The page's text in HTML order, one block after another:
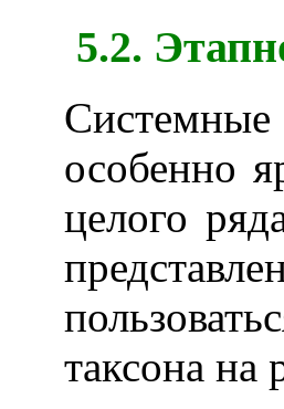
5.2.
особенно
целого
таксона на